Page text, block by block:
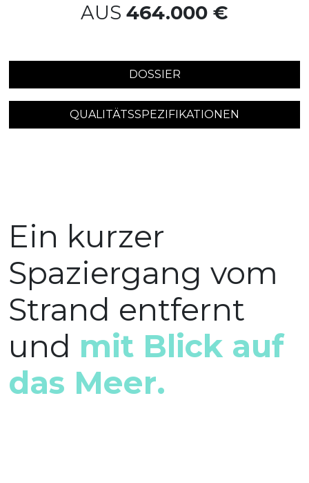
AUS 464.000 €
DOSSIER
QUALITÄTSSPEZIFIKATIONEN
Ein kurzer
Spaziergang vom
Strand entfernt
und mit Blick auf
das Meer.